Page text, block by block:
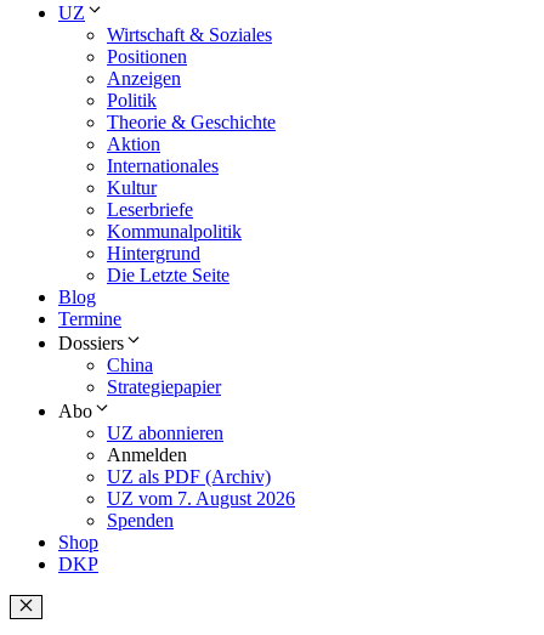
UZ
Wirtschaft & Soziales
Positionen
Anzeigen
Politik
Theorie & Geschichte
Aktion
Internationales
Kultur
Leserbriefe
Kommunalpolitik
Hintergrund
Die Letzte Seite
Blog
Termine
Dossiers
China
Strategiepapier
Abo
UZ abonnieren
Anmelden
UZ als PDF (Archiv)
UZ vom 7. August 2026
Spenden
Shop
DKP
Schließen